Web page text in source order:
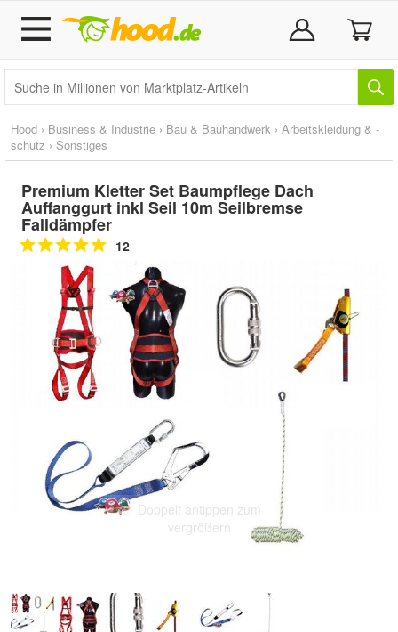
Hood › Business & Industrie › Bau & Bauhandwerk › Arbeitskleidung & -
schutz › Sonstiges
Premium Kletter Set Baumpflege Dach
Auffanggurt inkl Seil 10m Seilbremse
Falldämpfer
12
Doppelt antippen zum
vergrößern